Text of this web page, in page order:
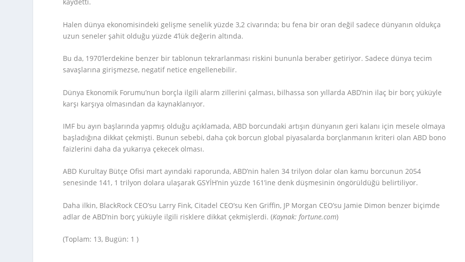
kaydetti.
Halen dünya ekonomisindeki gelişme senelik yüzde 3,2 civarında; bu fena bir oran değil sadece dünyanın oldukça
uzun seneler şahit olduğu yüzde 4’lük değerin altında.
Bu da, 1970’lerdekine benzer bir tablonun tekrarlanması riskini bununla beraber getiriyor. Sadece dünya tecim
savaşlarına girişmezse, negatif netice engellenebilir.
Dünya Ekonomik Forumu’nun borçla ilgili alarm zillerini çalması, bilhassa son yıllarda ABD’nin ilaç bir borç yüküyle
karşı karşıya olmasından da kaynaklanıyor.
IMF bu ayın başlarında yapmış olduğu açıklamada, ABD borcundaki artışın dünyanın geri kalanı için mesele olmaya
başladığına dikkat çekmişti. Bunun sebebi, daha çok borcun global piyasalarda borçlanmanın kriteri olan ABD bono
faizlerini daha da yukarıya çekecek olması.
ABD Kurultay Bütçe Ofisi mart ayındaki raporunda, ABD’nin halen 34 trilyon dolar olan kamu borcunun 2054
senesinde 141, 1 trilyon dolara ulaşarak GSYİH’nin yüzde 161’ine denk düşmesinin öngörüldüğü belirtiliyor.
Daha ilkin, BlackRock CEO’su Larry Fink, Citadel CEO’su Ken Griffin, JP Morgan CEO’su Jamie Dimon benzer biçimde
adlar de ABD’nin borç yüküyle ilgili risklere dikkat çekmişlerdi. (Kaynak: fortune.com)
(Toplam: 13, Bugün: 1 )